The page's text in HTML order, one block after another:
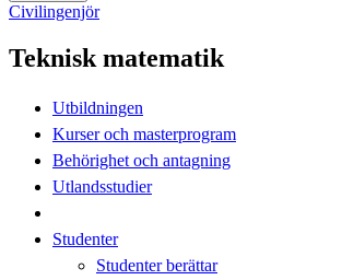
Civilingenjör
Teknisk matematik
Utbildningen
Kurser och masterprogram
Behörighet och antagning
Utlandsstudier
Studenter
Studenter berättar